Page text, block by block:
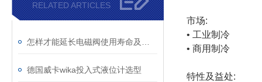
RELATED ARTICLES
德国威卡wika投入式液位计选型
市场:
• 工业制冷
• 商用制冷
特性及益处: